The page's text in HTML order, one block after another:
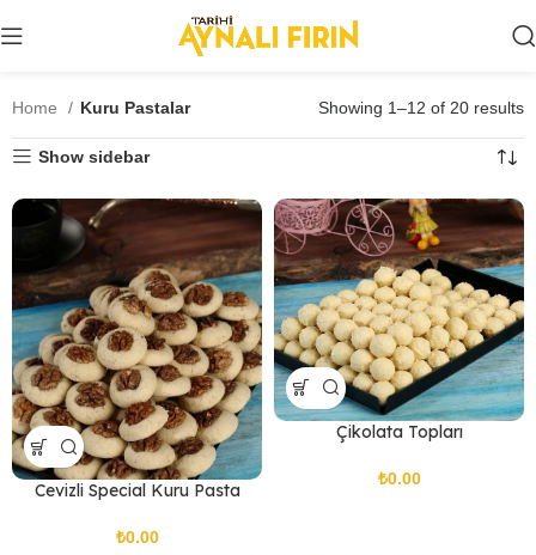
Home Kuru Pastalar Showing 1–12 of 20 results
Show sidebar
Cevizli Special Kuru Pasta
₺
Çikolata Topları
₺